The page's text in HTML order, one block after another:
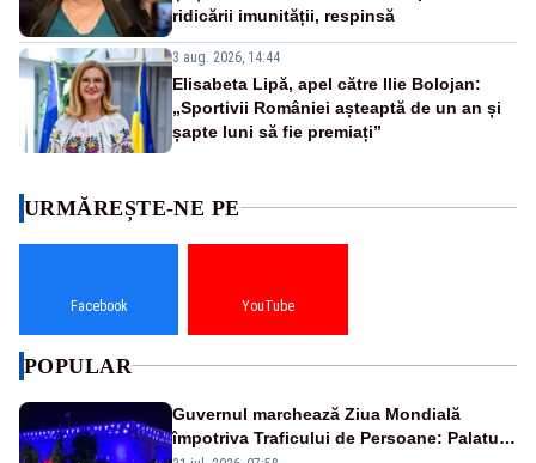
ridicării imunității, respinsă
3 aug. 2026, 14:44
Elisabeta Lipă, apel către Ilie Bolojan:
„Sportivii României așteaptă de un an și
șapte luni să fie premiați”
URMĂREȘTE-NE PE
Facebook YouTube
POPULAR
Guvernul marchează Ziua Mondială
împotriva Traficului de Persoane: Palatul